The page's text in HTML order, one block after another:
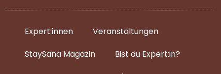
Expert:innen
Veranstaltungen
StaySana Magazin​
Bist du Expert:in?